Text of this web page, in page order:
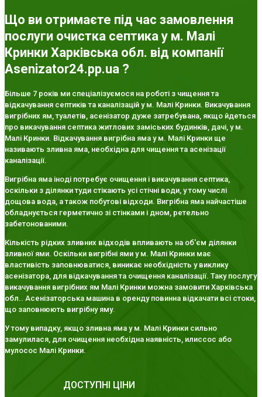
Що ви отримаєте під час замовлення
послуги очистка септика у м. Малі
Кринки Харківська обл. від компанії
Asenizator24.pp.ua ?
Більше 7 років ми спеціалізуємося на роботі з чищення та
відкачування септиків та каналізацій у м. Малі Кринки. Викачування
вигрібних ям, туалетів, асенізатор дуже затребувана, якщо йдеться
про викачування септика житлових заміських будинків, дачі, у м.
Малі Кринки. Відкачування вигрібна яма у м. Малі Кринки ще
називають зливна яма, необхідна для чищення та асенізації
каналізації.
Вигрібна яма іноді потребує очищення і викачування септика,
оскільки з ділянки туди стікають усі стічні води, у тому числі
дощова вода, а також побутові відходи. Вигрібна яма найчастіше
обладнується герметично зі стінками і дном, ретельно
забетонованими.
Кількість рідких зливних відходів впливають на об'єм ділянки
зливної ями. Оскільки вигрібні ями у м. Малі Кринки має
властивість заповнюватися, виникає необхідність у виклику
асенізатора, для відкачування та очищення каналізації. Таку послугу
викачування вигрібних ям Малі Кринки можна замовити Харківська
обл.. Асенізаторська машина в оренду повинна відкачати всі стоки,
що заповнюють вигрібну яму.
У тому випадку, якщо зливна яма у м. Малі Кринки сильно
замулилася, для очищення необхідна наявність, илиссос або
мулосос Малі Кринки.
ДОСТУПНІ ЦІНИ